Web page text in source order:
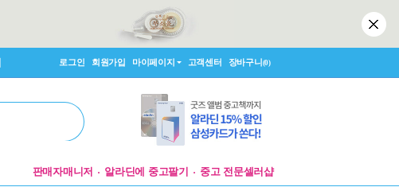
로그인 회원가입 마이페이지 고객센터 장바구니(0)
판매자매니저 알라딘에 중고팔기 중고 전문셀러샵